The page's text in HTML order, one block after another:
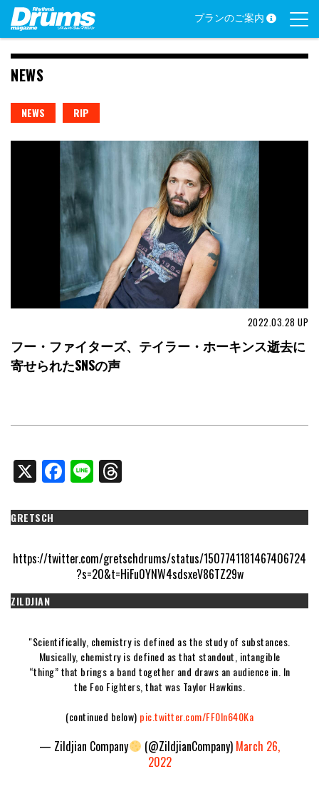
Skip
content
プランのご案内
NEWS
NEWS RIP
2022.03.28 UP
フー・ファイターズ、テイラー・ホーキンス逝去に
寄せられたSNSの声
X Facebook
Line
GRETSCH
https://twitter.com/gretschdrums/status/1507741181467406724
?s=20&t=HiFu0YNW4sdsxeV86TZ29w
ZILDJIAN
"Scientifically, chemistry is defined as the study of substances.
Musically, chemistry is defined as that standout, intangible
“thing” that brings a band together and draws an audience in. In
the Foo Fighters, that was Taylor Hawkins.
(continued below) pic.twitter.com/FF0ln640Ka
— Zildjian Company (@ZildjianCompany) March 26,
2022